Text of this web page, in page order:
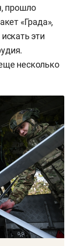
прошло
«Града»,
эти
несколько